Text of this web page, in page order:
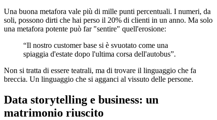
Una buona metafora vale più di mille punti percentuali. I numeri, da
soli, possono dirti che hai perso il 20% di clienti in un anno. Ma solo
una metafora potente può far "sentire" quell'erosione:
“Il nostro customer base si è svuotato come una
spiaggia d'estate dopo l'ultima corsa dell'autobus”.
Non si tratta di essere teatrali, ma di trovare il linguaggio che fa
breccia. Un linguaggio che si agganci al vissuto delle persone.
Data storytelling e business: un
matrimonio riuscito